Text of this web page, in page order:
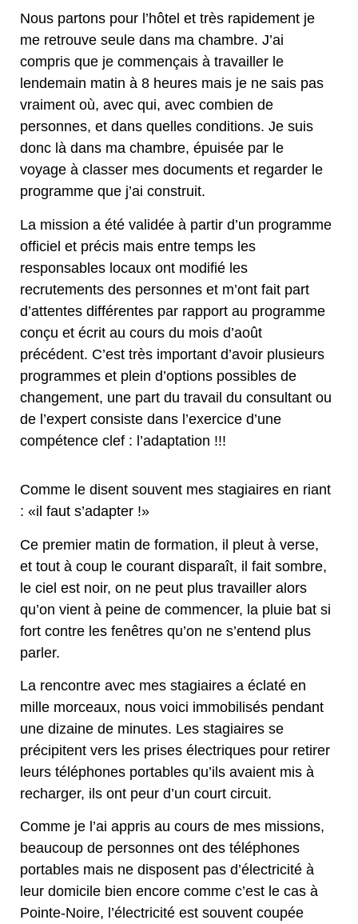
Nous partons pour l’hôtel et très rapidement je
me retrouve seule dans ma chambre. J’ai
compris que je commençais à travailler le
lendemain matin à 8 heures mais je ne sais pas
vraiment où, avec qui, avec combien de
personnes, et dans quelles conditions. Je suis
donc là dans ma chambre, épuisée par le
voyage à classer mes documents et regarder le
programme que j’ai construit.
La mission a été validée à partir d’un programme
officiel et précis mais entre temps les
responsables locaux ont modifié les
recrutements des personnes et m’ont fait part
d’attentes différentes par rapport au programme
conçu et écrit au cours du mois d’août
précédent. C’est très important d’avoir plusieurs
programmes et plein d’options possibles de
changement, une part du travail du consultant ou
de l’expert consiste dans l’exercice d’une
compétence clef : l’adaptation !!!
Comme le disent souvent mes stagiaires en riant
: «il faut s’adapter !»
Ce premier matin de formation, il pleut à verse,
et tout à coup le courant disparaît, il fait sombre,
le ciel est noir, on ne peut plus travailler alors
qu’on vient à peine de commencer, la pluie bat si
fort contre les fenêtres qu’on ne s’entend plus
parler.
La rencontre avec mes stagiaires a éclaté en
mille morceaux, nous voici immobilisés pendant
une dizaine de minutes. Les stagiaires se
précipitent vers les prises électriques pour retirer
leurs téléphones portables qu’ils avaient mis à
recharger, ils ont peur d’un court circuit.
Comme je l’ai appris au cours de mes missions,
beaucoup de personnes ont des téléphones
portables mais ne disposent pas d’électricité à
leur domicile bien encore comme c’est le cas à
Pointe-Noire, l’électricité est souvent coupée